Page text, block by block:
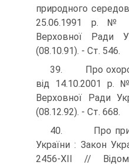
природного
25.06.1991 р. №
Верховної Ради
(08.10.91). - Ст. 546.
39. Про
від 14.10.2001 р.
Верховної Ради
(08.12.92). - Ст. 668.
40. Про
України : Закон
2456-XII //